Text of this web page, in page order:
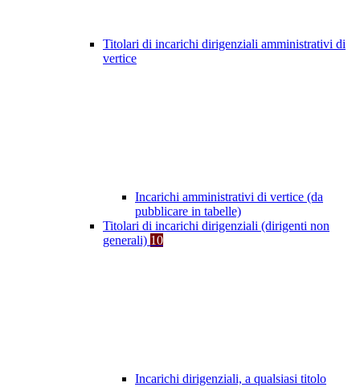
Titolari di incarichi dirigenziali amministrativi di
vertice
Incarichi amministrativi di vertice (da
pubblicare in tabelle)
Titolari di incarichi dirigenziali (dirigenti non
generali) 10
Incarichi dirigenziali, a qualsiasi titolo